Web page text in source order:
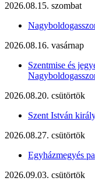
2026.08.15. szombat
2026.08.16. vasárnap
Szentmise és
2026.08.20. csütörtök
Szent István
2026.08.27. csütörtök
Egyházmegyés
2026.09.03. csütörtök